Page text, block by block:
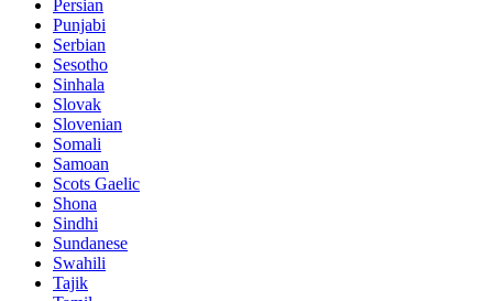
Persian
Punjabi
Serbian
Sesotho
Sinhala
Slovak
Slovenian
Somali
Samoan
Scots Gaelic
Shona
Sindhi
Sundanese
Swahili
Tajik